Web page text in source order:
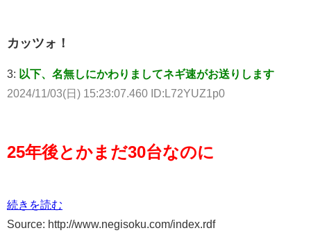
カッツォ！
3: 以下、名無しにかわりましてネギ速がお送りします
2024/11/03(日) 15:23:07.460 ID:L72YUZ1p0
25年後とかまだ30台なのに
続きを読む
Source: http://www.negisoku.com/index.rdf